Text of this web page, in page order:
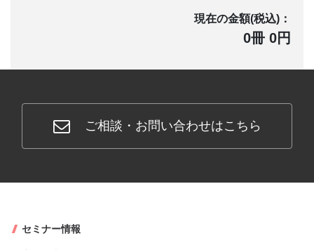
現在の金額(税込)：
0冊 0円
ご相談・お問い合わせはこちら
セミナー情報